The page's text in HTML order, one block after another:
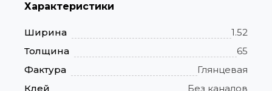
Характеристики
Ширина
1.52
Толщина
65
Фактура
Глянцевая
Клей
Без каналов